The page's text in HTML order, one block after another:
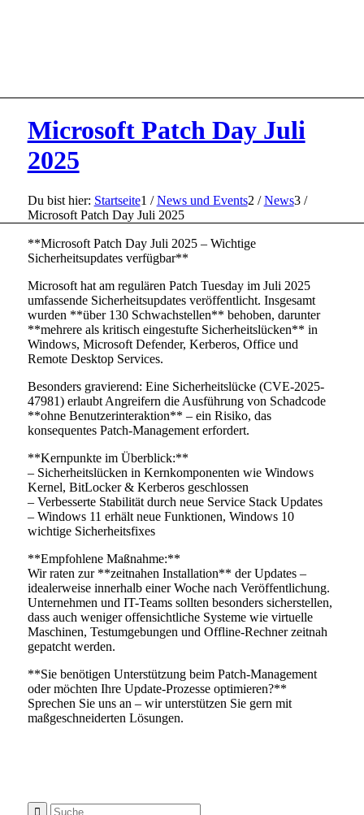
Microsoft Patch Day Juli
2025
Du bist hier: Startseite1 / News und Events2 / News3 /
Microsoft Patch Day Juli 2025
**Microsoft Patch Day Juli 2025 – Wichtige
Sicherheitsupdates verfügbar**
Microsoft hat am regulären Patch Tuesday im Juli 2025
umfassende Sicherheitsupdates veröffentlicht. Insgesamt
wurden **über 130 Schwachstellen** behoben, darunter
**mehrere als kritisch eingestufte Sicherheitslücken** in
Windows, Microsoft Defender, Kerberos, Office und
Remote Desktop Services.
Besonders gravierend: Eine Sicherheitslücke (CVE-2025-
47981) erlaubt Angreifern die Ausführung von Schadcode
**ohne Benutzerinteraktion** – ein Risiko, das
konsequentes Patch-Management erfordert.
**Kernpunkte im Überblick:**
– Sicherheitslücken in Kernkomponenten wie Windows
Kernel, BitLocker & Kerberos geschlossen
– Verbesserte Stabilität durch neue Service Stack Updates
– Windows 11 erhält neue Funktionen, Windows 10
wichtige Sicherheitsfixes
**Empfohlene Maßnahme:**
Wir raten zur **zeitnahen Installation** der Updates –
idealerweise innerhalb einer Woche nach Veröffentlichung.
Unternehmen und IT-Teams sollten besonders sicherstellen,
dass auch weniger offensichtliche Systeme wie virtuelle
Maschinen, Testumgebungen und Offline-Rechner zeitnah
gepatcht werden.
**Sie benötigen Unterstützung beim Patch-Management
oder möchten Ihre Update-Prozesse optimieren?**
Sprechen Sie uns an – wir unterstützen Sie gern mit
maßgeschneiderten Lösungen.